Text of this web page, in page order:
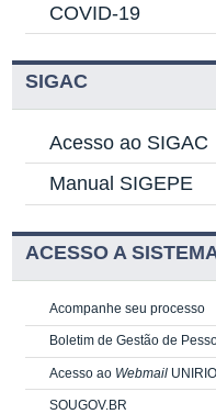
COVID-19
SIGAC
Acesso ao SIGAC
Manual SIGEPE
ACESSO A
Acompanhe seu processo
Boletim de Gestão de
Acesso ao Webmail UNIRIO
SOUGOV.BR